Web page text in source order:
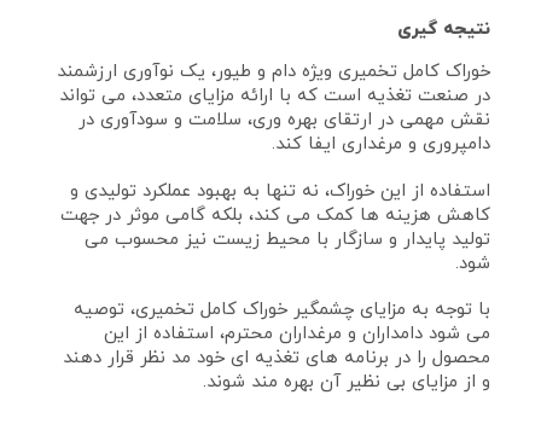
نتیجه‌ گیری
خوراک کامل تخمیری ویژه دام و طیور، یک نوآوری ارزشمند
در صنعت تغذیه است که با ارائه مزایای متعدد، می‌ تواند
نقش مهمی در ارتقای بهره‌ وری، سلامت و سودآوری در
دامپروری و مرغداری ایفا کند.
استفاده از این خوراک، نه تنها به بهبود عملکرد تولیدی و
کاهش هزینه‌ ها کمک می‌ کند، بلکه گامی موثر در جهت
تولید پایدار و سازگار با محیط زیست نیز محسوب می‌
شود.
با توجه به مزایای چشمگیر خوراک کامل تخمیری، توصیه
می‌ شود دامداران و مرغداران محترم، استفاده از این
محصول را در برنامه‌ های تغذیه‌ ای خود مد نظر قرار دهند
و از مزایای بی‌ نظیر آن بهره‌ مند شوند.